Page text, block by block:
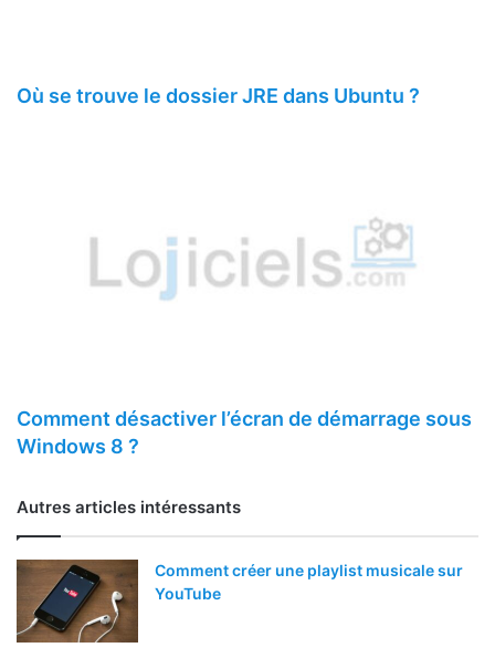
Où se trouve le dossier JRE dans Ubuntu ?
Comment désactiver l’écran de démarrage sous
Windows 8 ?
Autres articles intéressants
Comment créer une playlist musicale sur
YouTube